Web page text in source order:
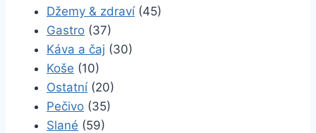
Džemy & zdraví (45)
Gastro (37)
Káva a čaj (30)
Koše (10)
Ostatní (20)
Pečivo (35)
Slané (59)